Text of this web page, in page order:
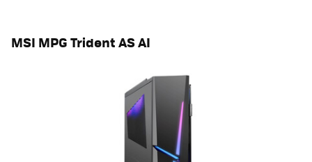
MSI MPG Trident AS AI